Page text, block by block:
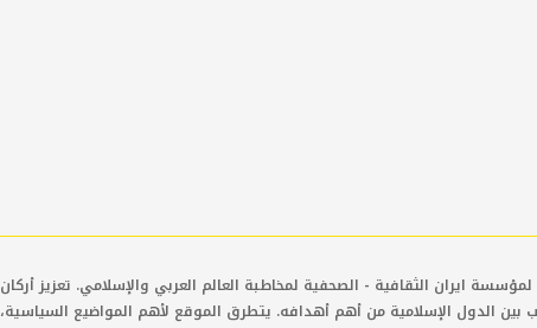
ايران الثقافية - الصحفية لمخاطبة العالم العربي والإسلامي. تعزيز أركان
بين الدول الإسلامية من أهم أهدافه. يتطرق الموقع لأهم المواضيع السياسية،